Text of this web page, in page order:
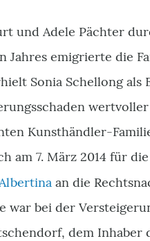
und Adele Pächter
Jahres emigrierte die
Sonia Schellong
Kunsthändler-
am 7. März 2014 für
an die
war bei der
dem Inhaber